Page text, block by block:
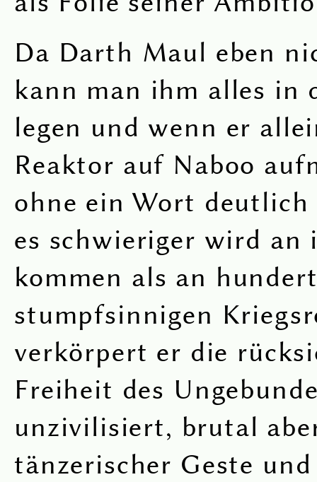
Da Darth Maul eben
kann man ihm alles in
legen und wenn er
Reaktor auf Naboo
ohne ein Wort deutlich
es schwieriger wird an
kommen als an
stumpfsinnigen
verkörpert er die
Freiheit des
unzivilisiert, brutal
tänzerischer Geste